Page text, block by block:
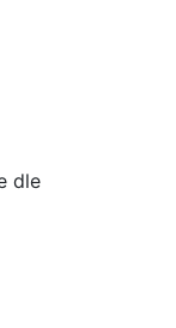
dle